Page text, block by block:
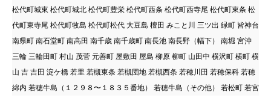
松代町城東 松代町城北 松代町豊栄 松代町西条 松代町西寺尾 松代町東条 松
代町東寺尾 松代町牧島 松代町松代 大豆島 檀田 みこと川 三ツ出 緑町 皆神台
南県町 南石堂町 南高田 南千歳 南千歳町 南長池 南長野（幅下） 南堀 宮沖
三輪 三輪田町 村山 茂菅 元善町 屋敷田 屋島 柳原 柳町 山田中 横沢町 横町 横
山 吉 吉田 淀ケ橋 若里 若槻東条 若槻団地 若槻西条 若穂川田 若穂保科 若穂
綿内 若穂牛島（１２９８〜１８３５番地） 若穂牛島（その他） 若松町 若宮